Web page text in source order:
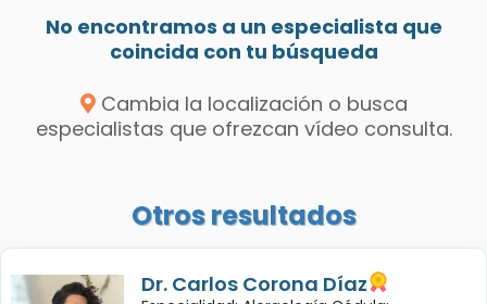
No encontramos a un especialista que
coincida con tu búsqueda
Cambia la localización o busca
especialistas que ofrezcan vídeo consulta.
Otros resultados
Dr. Carlos Corona Díaz